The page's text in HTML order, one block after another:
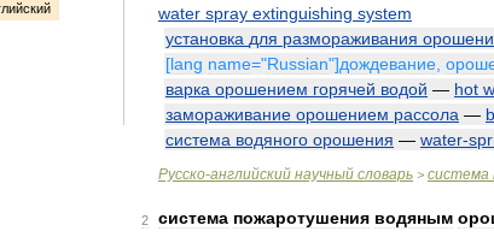
water spray extinguishing system
установка для размораживания
[lang name="Russian"]дождевание
варка орошением горячей водой — hot
замораживание орошением рассола —
система водяного орошения — water-
Русско-английский научный словарь > система
2 система пожаротушения водяным